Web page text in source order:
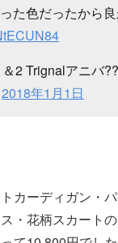
た色だったから
2 Trignalアニバ
2018年1月1日
カーディガン・
・花柄スカート